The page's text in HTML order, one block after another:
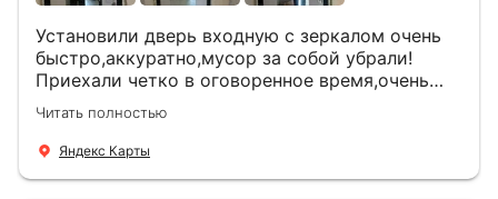
Установили дверь входную с зеркалом очень
быстро,аккуратно,мусор за собой убрали!
Приехали четко в оговоренное время,очень
вежливые,деликатные рабочие .Все
понравилось и дверь ,и работа и цена!
Читать полностью
Яндекс Карты